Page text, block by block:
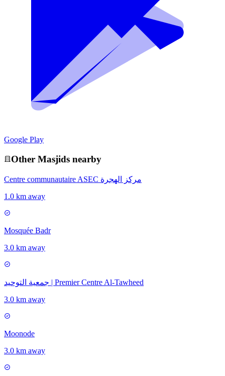
Google Play
Other Masjids nearby
Centre communautaire ASEC مركز الهجرة
1.0 km away
Mosquée Badr
3.0 km away
جمعية التوحيد | Premier Centre Al-Tawheed
3.0 km away
Moonode
3.0 km away